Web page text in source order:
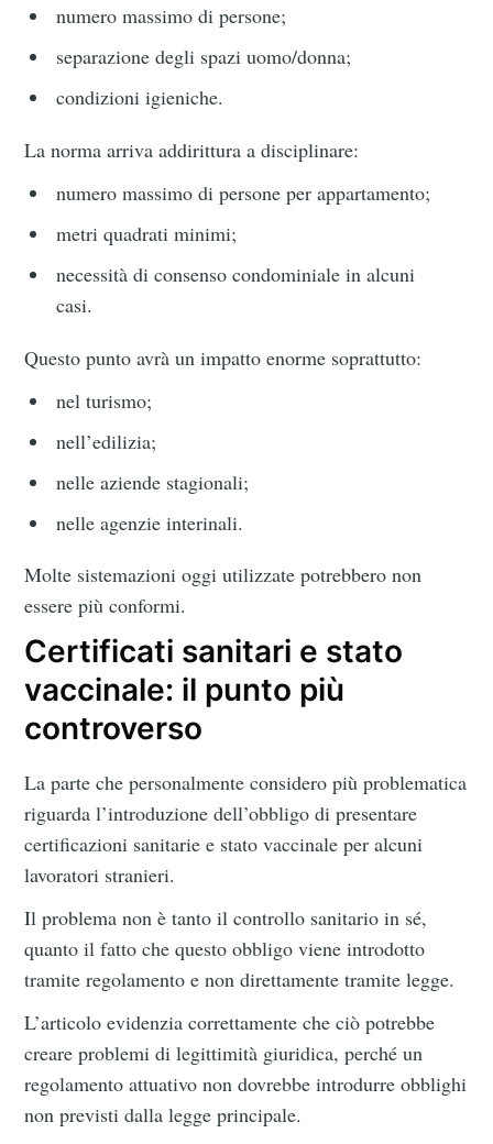
numero massimo di persone;
separazione degli spazi uomo/donna;
condizioni igieniche.
La norma arriva addirittura a disciplinare:
numero massimo di persone per appartamento;
metri quadrati minimi;
necessità di consenso condominiale in alcuni
casi.
Questo punto avrà un impatto enorme soprattutto:
nel turismo;
nell’edilizia;
nelle aziende stagionali;
nelle agenzie interinali.
Molte sistemazioni oggi utilizzate potrebbero non
essere più conformi.
Certificati sanitari e stato
vaccinale: il punto più
controverso
La parte che personalmente considero più problematica
riguarda l’introduzione dell’obbligo di presentare
certificazioni sanitarie e stato vaccinale per alcuni
lavoratori stranieri.
Il problema non è tanto il controllo sanitario in sé,
quanto il fatto che questo obbligo viene introdotto
tramite regolamento e non direttamente tramite legge.
L’articolo evidenzia correttamente che ciò potrebbe
creare problemi di legittimità giuridica, perché un
regolamento attuativo non dovrebbe introdurre obblighi
non previsti dalla legge principale.